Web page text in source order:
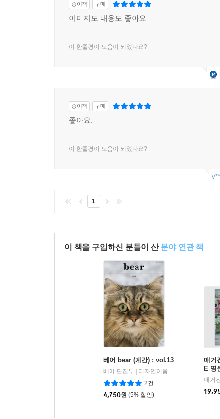
종이책 구매
이미지도 내용도 좋아요
이 한줄평이 도움이 되었나요?
종이책 구매
좋아요.
이 한줄평이 도움이 되었나요?
1
이 책을 구입하신 분들이 산 분야 연관 책
베어 bear (계간) : vol.13
베어 편집부 | 디자인이음
2건
4,750원 (5% 할인)
매거
E 영
매거